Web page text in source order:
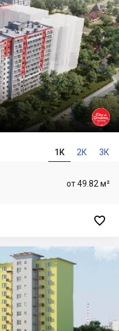
1К 2К 3К
от 49.82 м²
